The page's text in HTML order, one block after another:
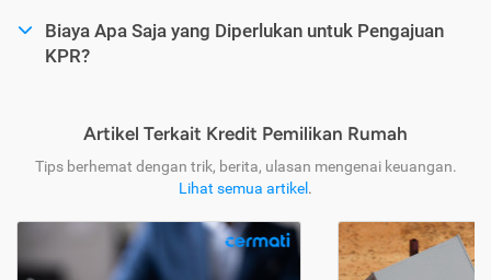
Biaya Apa Saja yang Diperlukan untuk Pengajuan
KPR?
Artikel Terkait Kredit Pemilikan Rumah
Tips berhemat dengan trik, berita, ulasan mengenai keuangan.
Lihat semua artikel .